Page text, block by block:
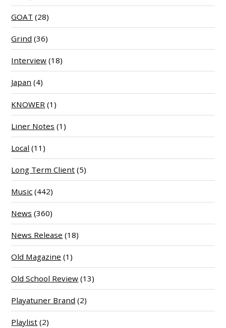
GOAT (28)
Grind (36)
Interview (18)
Japan (4)
KNOWER (1)
Liner Notes (1)
Local (11)
Long Term Client (5)
Music (442)
News (360)
News Release (18)
Old Magazine (1)
Old School Review (13)
Playatuner Brand (2)
Playlist (2)